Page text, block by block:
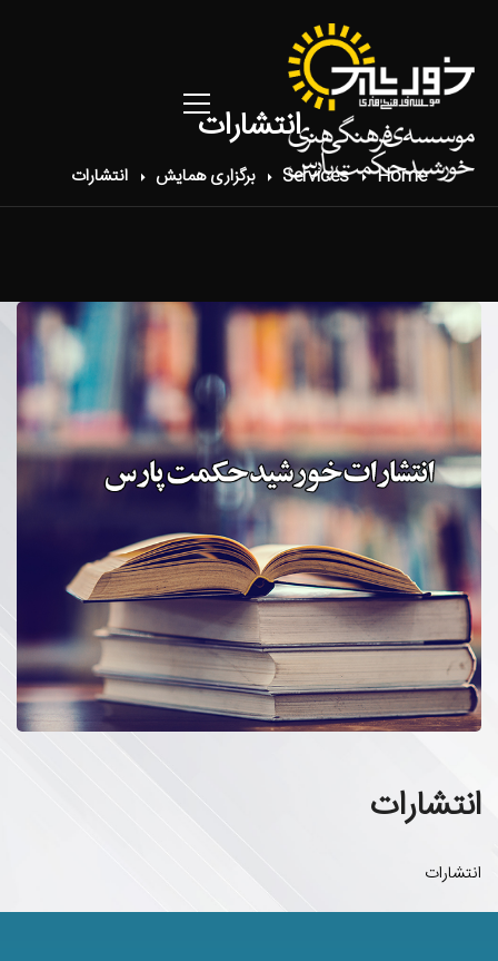
انتشارات
Home
Services برگزاری همایش انتشارات
انتشارات
انتشارات